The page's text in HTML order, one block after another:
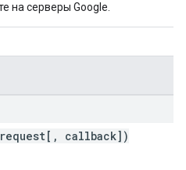
на серверы Google.
callback])